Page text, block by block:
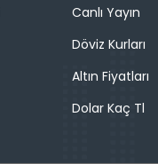
Canlı Yayın
Döviz Kurları
Altın Fiyatları
Dolar Kaç Tl